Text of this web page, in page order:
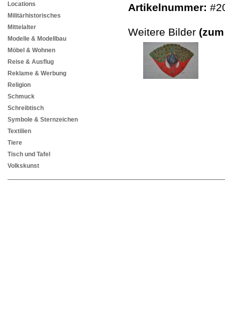
Locations
Militärhistorisches
Mittelalter
Modelle & Modellbau
Möbel & Wohnen
Reise & Ausflug
Reklame & Werbung
Religion
Schmuck
Schreibtisch
Symbole & Sternzeichen
Textilien
Tiere
Tisch und Tafel
Volkskunst
Artikelnummer:
Weitere Bilder